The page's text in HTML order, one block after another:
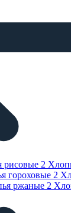
рисовые 2
гороховые 2
ржаные 2